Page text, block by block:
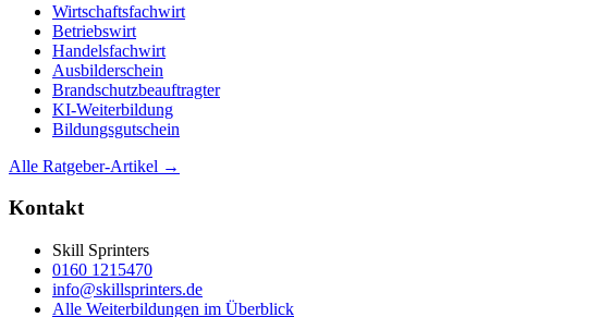
Wirtschaftsfachwirt
Betriebswirt
Handelsfachwirt
Ausbilderschein
Brandschutzbeauftragter
KI-Weiterbildung
Bildungsgutschein
Alle Ratgeber-Artikel →
Kontakt
Skill Sprinters
0160 1215470
info@skillsprinters.de
Alle Weiterbildungen im Überblick